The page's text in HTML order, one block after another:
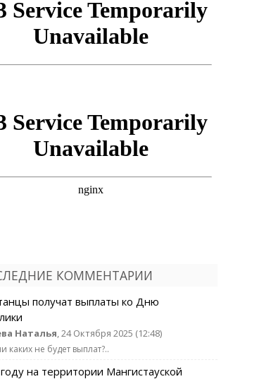
КОММЕНТАРИИ
получат выплаты ко Дню
Наталья, 24 Октября 2025 (12:48)
каких не будет выплат?..
на территории Мангистауской